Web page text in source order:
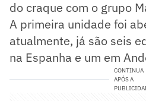
do craque com o grupo
A primeira unidade foi
atualmente, já são seis
na Espanha e um em
CONTINUA
APÓS A